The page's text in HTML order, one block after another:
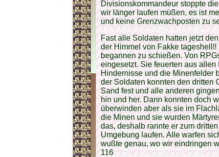
Divisionskommandeur stoppte
wir länger laufen müßen, es ist
und keine Grenzwachposten zu
Fast alle Soldaten hatten jetzt
der Himmel von Fakke
begannen zu schießen. Von
eingesetzt. Sie feuerten aus
Hindernisse und die Minenfelder
der Soldaten konnten den dritten
Sand fest und alle anderen
hin und her. Dann konnten doch
überwinden aber als sie im
die Minen und sie wurden
das, deshalb rannte er zum
Umgebung laufen. Alle warfen
wußte genau, wo wir eindringen
116